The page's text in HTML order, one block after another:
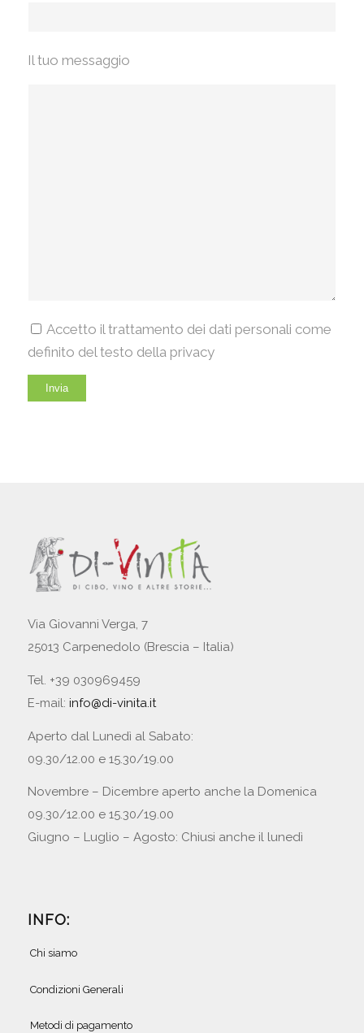
Il tuo messaggio
Accetto il trattamento dei dati personali come
definito del testo della privacy
Via Giovanni Verga, 7
25013 Carpenedolo (Brescia – Italia)
Tel. +39 030969459
E-mail: info@di-vinita.it
Aperto dal Lunedì al Sabato:
09.30/12.00 e 15.30/19.00
Novembre – Dicembre aperto anche la Domenica
09.30/12.00 e 15.30/19.00
Giugno – Luglio – Agosto: Chiusi anche il lunedì
INFO:
Chi siamo
Condizioni Generali
Metodi di pagamento